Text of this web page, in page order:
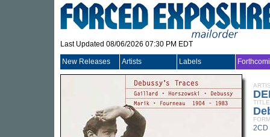
Last Updated 08/06/2026 07:30 PM EDT
New Releases Artists Labels
TITLE
2CD